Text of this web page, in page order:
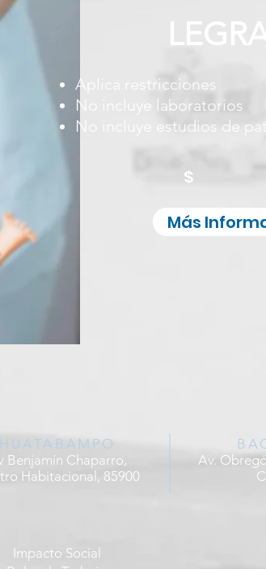
Aplica restricciones
No incluye laboratorios
No incluye estudios de
$
Más
HUATABAMPO
Benjamín Chaparro,
Habitacional, 85900
Av.
Impacto Social